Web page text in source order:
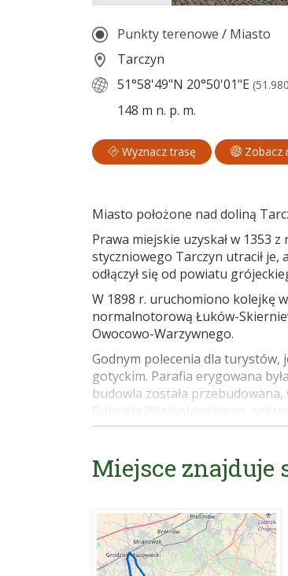
Punkty terenowe / Miasto
Tarczyn
51°58'49"N 20°50'01"E
148 m n. p. m.
Wyznacz trasę Zobacz
Miasto położone nad doliną
Prawa miejskie uzyskał w 1353
styczniowego Tarczyn utracił je,
odłączył się od powiatu
W 1898 r. uruchomiono kolejkę
normalnotorową Łuków-
Owocowo-Warzywnego.
Godnym polecenia dla turystów,
gotyckim. Parafia erygowana
budowla została
Gabriela Władysławskiego,
tarczyńskiego. W tamtym czasie
Adama Chełkowskiego (została
miasta. W dziesięć lat później
Świątynia ma pięć ołtarzy;
neogotycki, pozostałe
Matki Bożej Tarczyńskiej. XIX-
Miejsce znajduje